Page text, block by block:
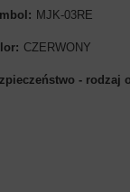
MJK-03RE
CZERWONY
- rodzaj